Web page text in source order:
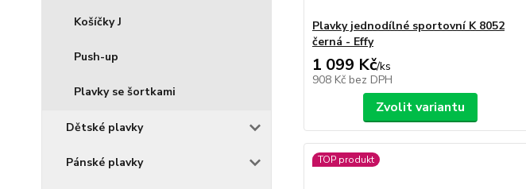
Košíčky J
Push-up
Plavky se šortkami
Dětské plavky
Pánské plavky
Plavky jednodílné sportovní K 8052
černá - Effy
1 099 Kč/ks
908 Kč bez DPH
Zvolit variantu
TOP produkt